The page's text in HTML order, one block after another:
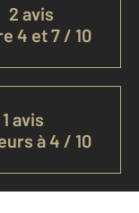
2 avis
4 et 7 / 10
1 avis
à 4 / 10